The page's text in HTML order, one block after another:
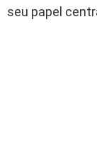
seu papel